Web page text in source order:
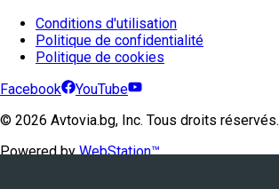
Conditions d'utilisation
Politique de confidentialité
Politique de cookies
Facebook
YouTube
© 2026 Avtovia.bg, Inc. Tous droits réservés.
Powered by WebStation™